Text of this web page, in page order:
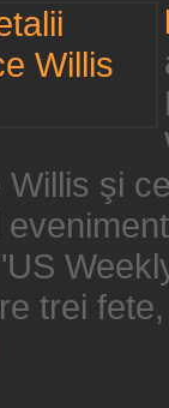
şi
trei